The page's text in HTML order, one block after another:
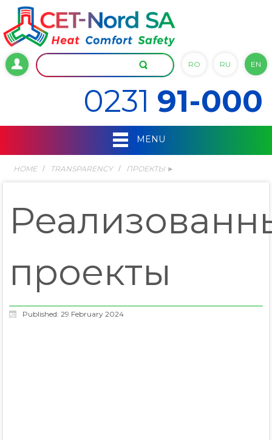
RO RU EN
0231 91-000
MENU
HOME TRANSPARENCY ПРОЕКТЫ ►
проекты
Published: 29 February 2024